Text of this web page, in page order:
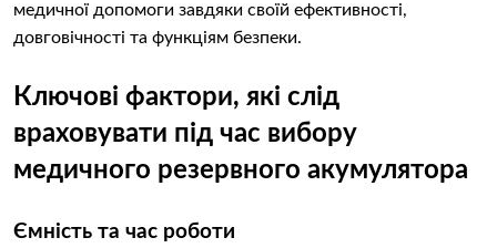
медичної допомоги завдяки своїй ефективності,
довговічності та функціям безпеки.
Ключові фактори, які слід
враховувати під час вибору
медичного резервного акумулятора
Ємність та час роботи